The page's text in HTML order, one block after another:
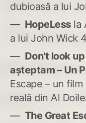
dubioasă a lui
HopeLessla
a lui John Wick 4
Don't look
așteptam – Un
Escape – un
reală din Al
The Great